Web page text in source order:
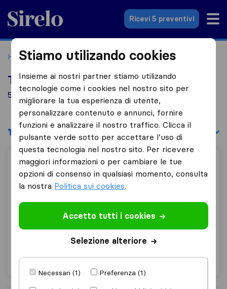
Sirelo.it
Ricevi 5 preventivi
Home Le 10 migliori aziende di traslochi in Italia
Top 10 traslocatori a Pollenza
5 aziende di traslochi trovate a Pollenza
Filtri Filtra per:
Traslochi Ercoletti
8,6 13
Traslochi Ercoletti
Macerata
Stiamo utilizando cookies
Insieme ai nostri partner stiamo utilizando
tecnologie come i cookies nel nostro sito per
migliorare la tua esperienza di utente,
personalizzare contenuto e annunci, fornire
funzioni e analizzare il nostro traffico. Clicca il
pulsante verde sotto per accettare l’uso di
questa tecnologia nel nostro sito. Per ricevere
maggiori informazioni o per cambiare le tue
opzioni di consenso in qualsiasi momento, consulta
la nostra Politica sui cookies.
Accetto tutti i cookies
Selezione alteriore
Necessari (1)
Preferenza (1)